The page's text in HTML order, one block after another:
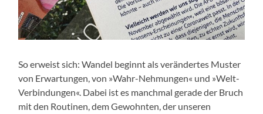
So erweist sich: Wandel beginnt als verändertes Muster
von Erwartungen, von »Wahr-Nehmungen« und »Welt-
Verbindungen«. Dabei ist es manchmal gerade der Bruch
mit den Routinen, dem Gewohnten, der unseren